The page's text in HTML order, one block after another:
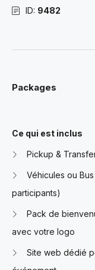
ID: 9482
Packages
Ce qui est inclus
Pickup &
Véhicules ou
participants)
Pack de
avec votre logo
Site web dédié